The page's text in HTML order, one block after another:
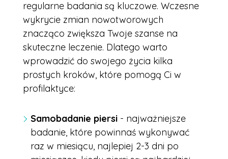
regularne badania są kluczowe. Wczesne
wykrycie zmian nowotworowych
znacząco zwiększa Twoje szanse na
skuteczne leczenie. Dlatego warto
wprowadzić do swojego życia kilka
prostych kroków, które pomogą Ci w
profilaktyce:
Samobadanie piersi - najważniejsze
badanie, które powinnaś wykonywać
raz w miesiącu, najlepiej 2-3 dni po